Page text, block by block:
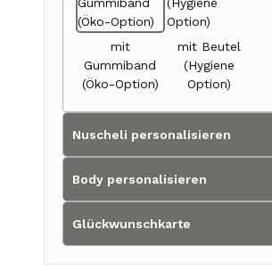
mit
Gummiband
(Öko-Option)
mit Beutel
(Hygiene
Option)
Nuscheli personalisieren
Body personalisieren
Glückwunschkarte